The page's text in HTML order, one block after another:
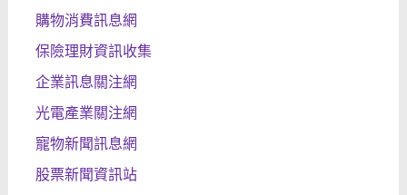
購物消費訊息網
保險理財資訊收集
企業訊息關注網
光電產業關注網
寵物新聞訊息網
股票新聞資訊站